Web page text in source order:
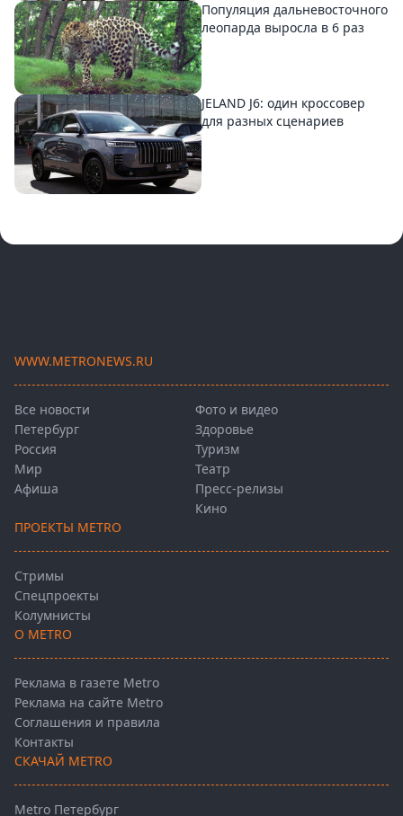
Популяция дальневосточного
леопарда выросла в 6 раз
JELAND J6: один кроссовер
для разных сценариев
WWW.METRONEWS.RU
Все новости
Петербург
Россия
Мир
Афиша
Фото и видео
Здоровье
Туризм
Театр
Пресс-релизы
Кино
ПРОЕКТЫ METRO
Стримы
Спецпроекты
Колумнисты
О METRO
Реклама в газете Metro
Реклама на сайте Metro
Соглашения и правила
Контакты
СКАЧАЙ METRO
Metro Петербург